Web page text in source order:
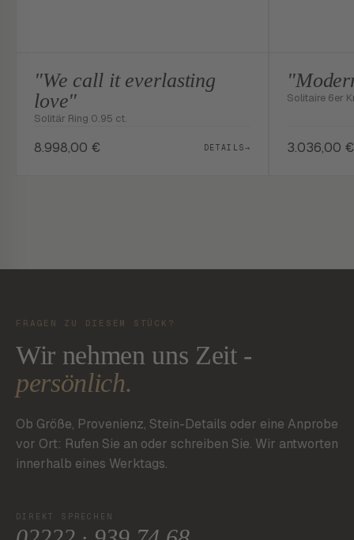
"We call it everlasting
love"
Solitär Ring 0.95 ct.
8.998,00 € DETAILS→
Solitaire 6er
3.036,00 €
FRAGEN ZU DIESEM STÜCK?
Wir nehmen uns Zeit -
persönlich.
Ob Größe, Provenienz, Stein-Details oder eine Anprobe
vor Ort: Rufen Sie an oder schreiben Sie. Wir antworten
innerhalb eines Werktags.
DIREKT SPRECHEN